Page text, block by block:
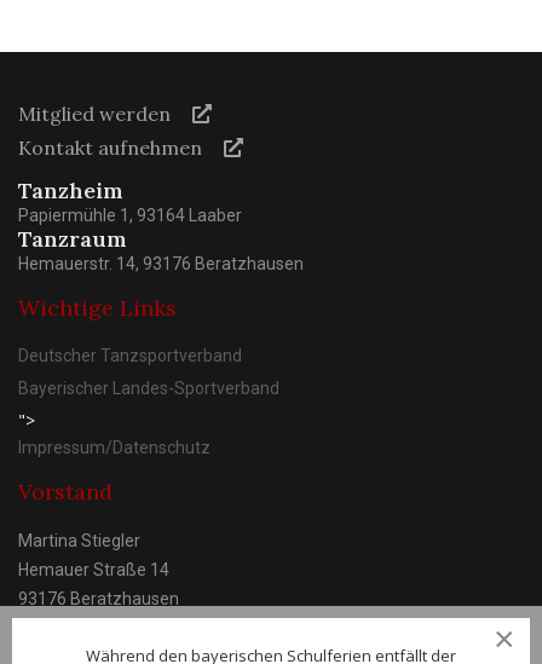
Mitglied werden
Kontakt aufnehmen
Tanzheim
Papiermühle 1, 93164 Laaber
Tanzraum
Hemauerstr. 14, 93176 Beratzhausen
Wichtige Links
Deutscher Tanzsportverband
Bayerischer Landes-Sportverband
">
Impressum/Datenschutz
Vorstand
Martina Stiegler
Hemauer Straße 14
93176 Beratzhausen
×
Während den bayerischen Schulferien entfällt der